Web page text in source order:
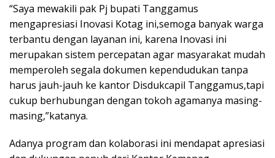
“Saya mewakili pak Pj bupati Tanggamus
mengapresiasi Inovasi Kotag ini,semoga banyak warga
terbantu dengan layanan ini, karena Inovasi ini
merupakan sistem percepatan agar masyarakat mudah
memperoleh segala dokumen kependudukan tanpa
harus jauh-jauh ke kantor Disdukcapil Tanggamus,tapi
cukup berhubungan dengan tokoh agamanya masing-
masing,”katanya.
Adanya program dan kolaborasi ini mendapat apresiasi